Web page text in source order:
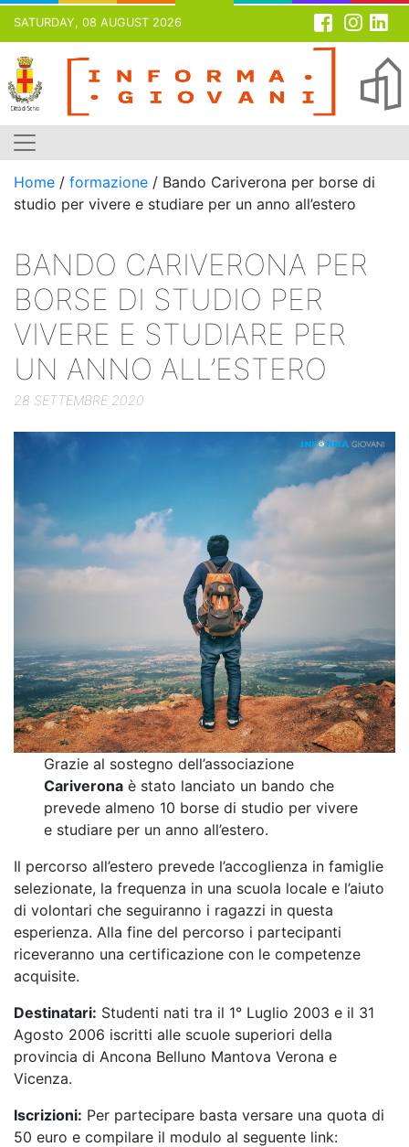
SATURDAY, 08 AUGUST 2026
Skip
content
Home / formazione / Bando Cariverona per borse di
studio per vivere e studiare per un anno all’estero
BANDO CARIVERONA PER
BORSE DI STUDIO PER
VIVERE E STUDIARE PER
UN ANNO ALL’ESTERO
28 SETTEMBRE 2020
Grazie al sostegno dell’associazione
Cariverona è stato lanciato un bando che
prevede almeno 10 borse di studio per vivere
e studiare per un anno all’estero.
Il percorso all’estero prevede l’accoglienza in famiglie
selezionate, la frequenza in una scuola locale e l’aiuto
di volontari che seguiranno i ragazzi in questa
esperienza. Alla fine del percorso i partecipanti
riceveranno una certificazione con le competenze
acquisite.
Destinatari: Studenti nati tra il 1° Luglio 2003 e il 31
Agosto 2006 iscritti alle scuole superiori della
provincia di Ancona Belluno Mantova Verona e
Vicenza.
Iscrizioni: Per partecipare basta versare una quota di
50 euro e compilare il modulo al seguente link: